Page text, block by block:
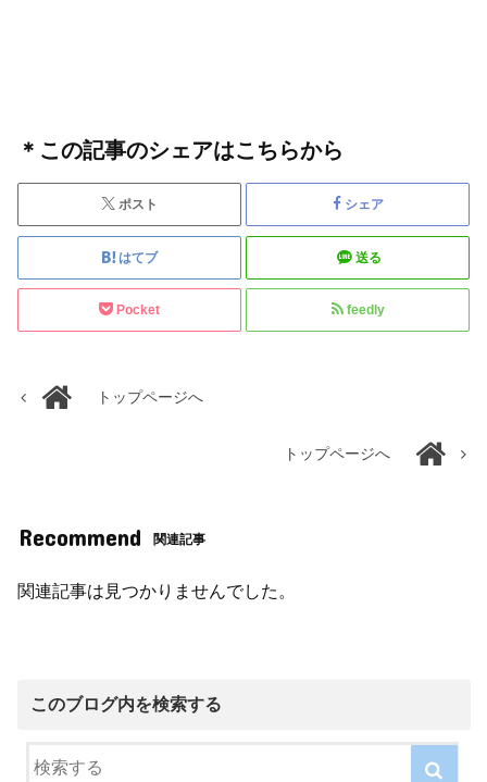
＊この記事のシェアはこちらから
ポスト シェア
はてブ 送る
Pocket feedly
トップページへ
トップページへ
Recommend 関連記事
関連記事は見つかりませんでした。
このブログ内を検索する